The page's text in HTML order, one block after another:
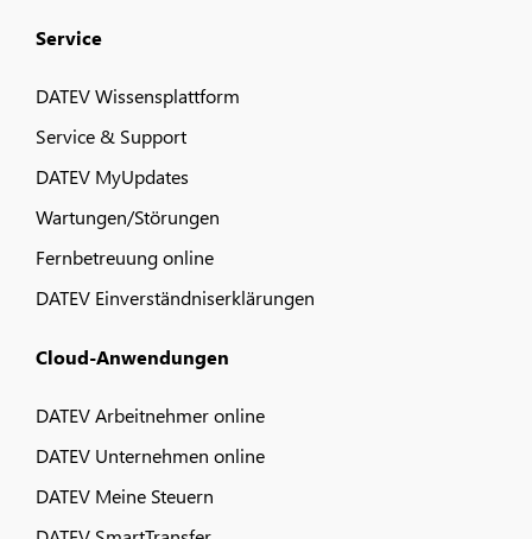
Service
DATEV Wissensplattform
Service & Support
DATEV MyUpdates
Wartungen/Störungen
Fernbetreuung online
DATEV Einverständniserklärungen
Cloud-Anwendungen
DATEV Arbeitnehmer online
DATEV Unternehmen online
DATEV Meine Steuern